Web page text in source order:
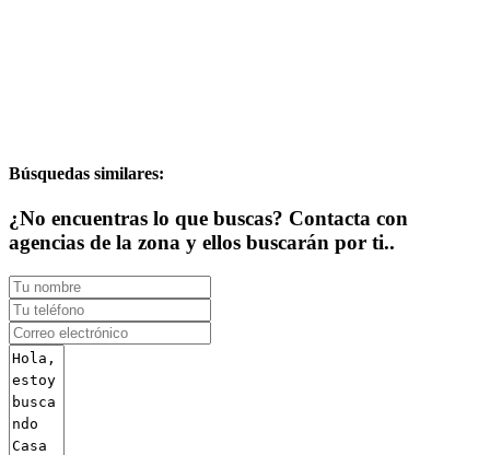
Búsquedas similares:
¿No encuentras lo que buscas? Contacta con
agencias de la zona y ellos buscarán por ti..